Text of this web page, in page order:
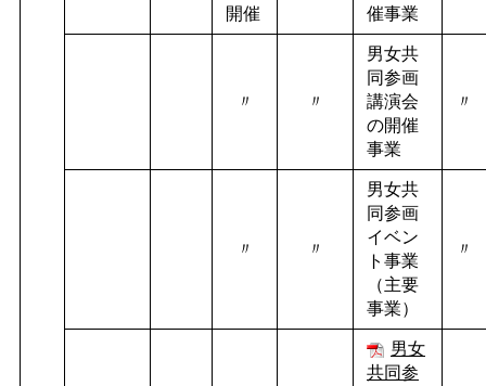
開催
催事業
〃 〃
男女共
同参画
講演会
の開催
事業
〃
〃 〃
男女共
同参画
イベン
ト事業
（主要
事業）
〃
男女
共同参